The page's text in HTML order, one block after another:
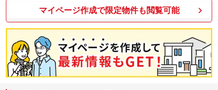
マイページ作成で限定物件も閲覧可能